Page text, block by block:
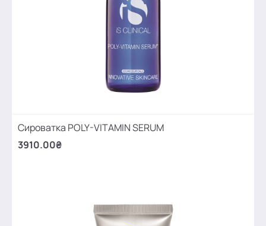
Сироватка POLY-VITAMIN SERUM
3910.00₴